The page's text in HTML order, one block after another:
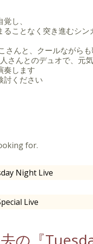
勝。
10にて最優秀ギタリ
ギター部門で2012年第
2013-14にて優秀者に
賞受賞。
World Competition の
とのユニット
アルスマグナ」「由紀
し、
ることなく突き進むシ
さんと、クールながら
さんとのデュオで、元
奏します
討ください
for.
Night Live
Live
の『